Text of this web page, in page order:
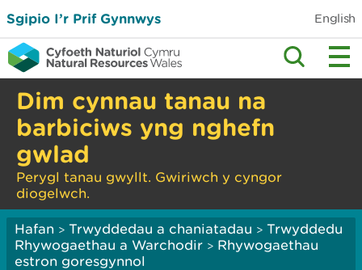
Sgipio I’r Prif Gynnwys English
Dim cynnau tanau na
barbiciws yng nghefn
gwlad
Perygl tanau gwyllt. Gwiriwch y cyngor
diogelwch.
Hafan > Trwyddedau a chaniatadau > Trwyddedu
Rhywogaethau a Warchodir > Rhywogaethau
estron goresgynnol